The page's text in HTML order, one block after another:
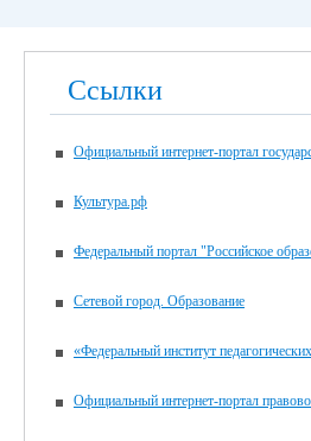
Ссылки
Официальный интернет-портал
Культура.рф
Федеральный портал "Российское
Сетевой город. Образование
«Федеральный институт
Официальный интернет-портал